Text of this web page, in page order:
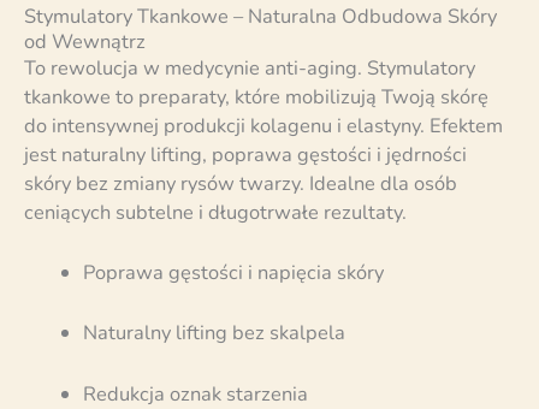
Stymulatory Tkankowe – Naturalna Odbudowa Skóry
od Wewnątrz
To rewolucja w medycynie anti-aging. Stymulatory
tkankowe to preparaty, które mobilizują Twoją skórę
do intensywnej produkcji kolagenu i elastyny. Efektem
jest naturalny lifting, poprawa gęstości i jędrności
skóry bez zmiany rysów twarzy. Idealne dla osób
ceniących subtelne i długotrwałe rezultaty.
Poprawa gęstości i napięcia skóry
Naturalny lifting bez skalpela
Redukcja oznak starzenia